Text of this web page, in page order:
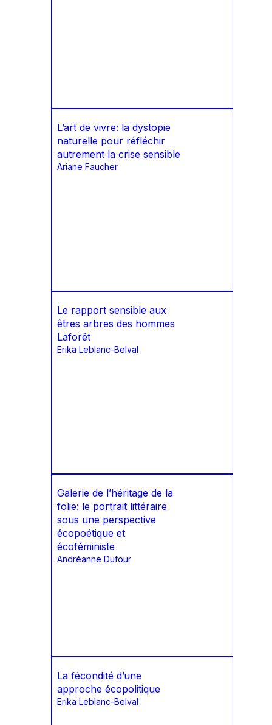
L’art de vivre: la dystopie
naturelle pour réfléchir
autrement la crise sensible
Ariane Faucher
Le rapport sensible aux
êtres arbres des hommes
Laforêt
Erika Leblanc-Belval
Galerie de l’héritage de la
folie: le portrait littéraire
sous une perspective
écopoétique et
écoféministe
Andréanne Dufour
La fécondité d’une
approche écopolitique
Erika Leblanc-Belval